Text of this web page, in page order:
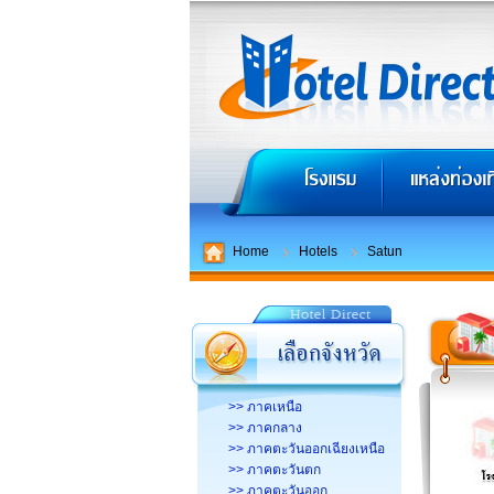
Home Hotels Satun
>> ภาคเหนือ
>> ภาคกลาง
>> ภาคตะวันออกเฉียงเหนือ
>> ภาคตะวันตก
>> ภาคตะวันออก